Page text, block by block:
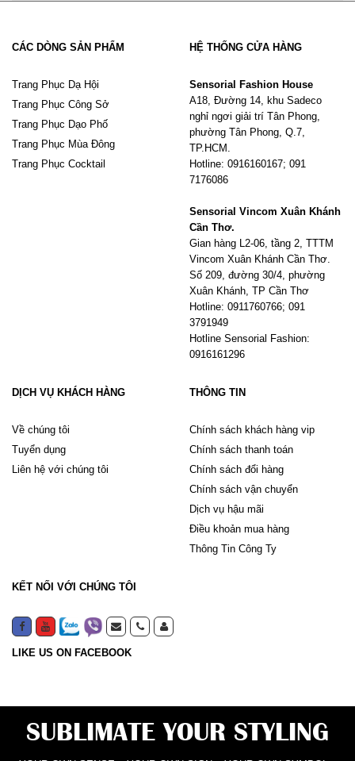
CÁC DÒNG SẢN PHẨM
Trang Phục Dạ Hội
Trang Phục Công Sở
Trang Phục Dạo Phố
Trang Phục Mùa Đông
Trang Phục Cocktail
HỆ THỐNG CỬA HÀNG
Sensorial Fashion House
A18, Đường 14, khu Sadeco
nghỉ ngơi giải trí Tân Phong,
phường Tân Phong, Q.7,
TP.HCM.
Hotline: 0916160167; 091
7176086
Sensorial Vincom Xuân Khánh
Cần Thơ.
Gian hàng L2-06, tầng 2, TTTM
Vincom Xuân Khánh Cần Thơ.
Số 209, đường 30/4, phường
Xuân Khánh, TP Cần Thơ
Hotline: 0911760766; 091
3791949
Hotline Sensorial Fashion:
0916161296
DỊCH VỤ KHÁCH HÀNG
Về chúng tôi
Tuyển dụng
Liên hệ với chúng tôi
THÔNG TIN
Chính sách khách hàng vip
Chính sách thanh toán
Chính sách đổi hàng
Chính sách vận chuyển
Dịch vụ hậu mãi
Điều khoản mua hàng
Thông Tin Công Ty
KẾT NỐI VỚI CHÚNG TÔI
LIKE US ON FACEBOOK
SUBLIMATE YOUR STYLING